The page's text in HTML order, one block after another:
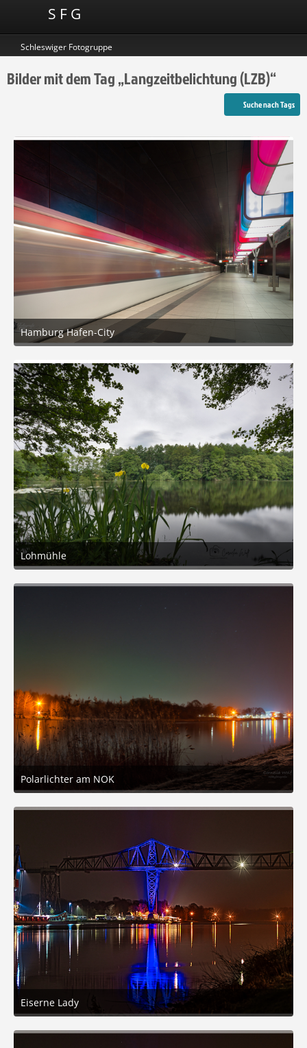
S F G
Schleswiger Fotogruppe
Bilder mit dem Tag „Langzeitbelichtung (LZB)“
Suche nach Tags
Hamburg Hafen-City
12. Juli 2026 um 20:11
Lohmühle
5. Juni 2026 um 13:30
8
Polarlichter am NOK
21. Januar 2026 um 19:22
4
Eiserne Lady
19. Januar 2026 um 10:45
7